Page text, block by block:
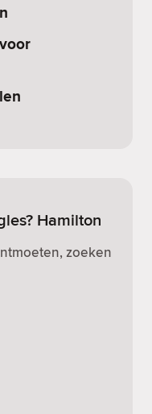
Hamilton
zoeken